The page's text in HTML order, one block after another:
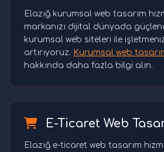
Elazığ kurumsal web tasarım
markanızı dijital dünyada
kurumsal web siteleri ile
artırıyoruz. Kurumsal web
hakkında daha fazla bilgi alın.
E-Ticaret Web
Elazığ e-ticaret web tasarım